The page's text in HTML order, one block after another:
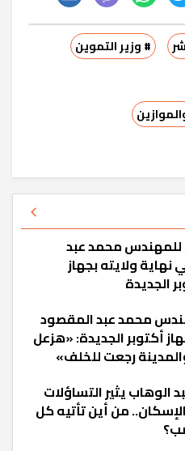
# وزير التموين
محمد عبد
ولايته بجهاز
الجديدة
محمد عبد المقصود
أكتوبر الجديدة: «هزعل
رجعت للخلف»
يثير التساؤلات
من أين تأتيه كل